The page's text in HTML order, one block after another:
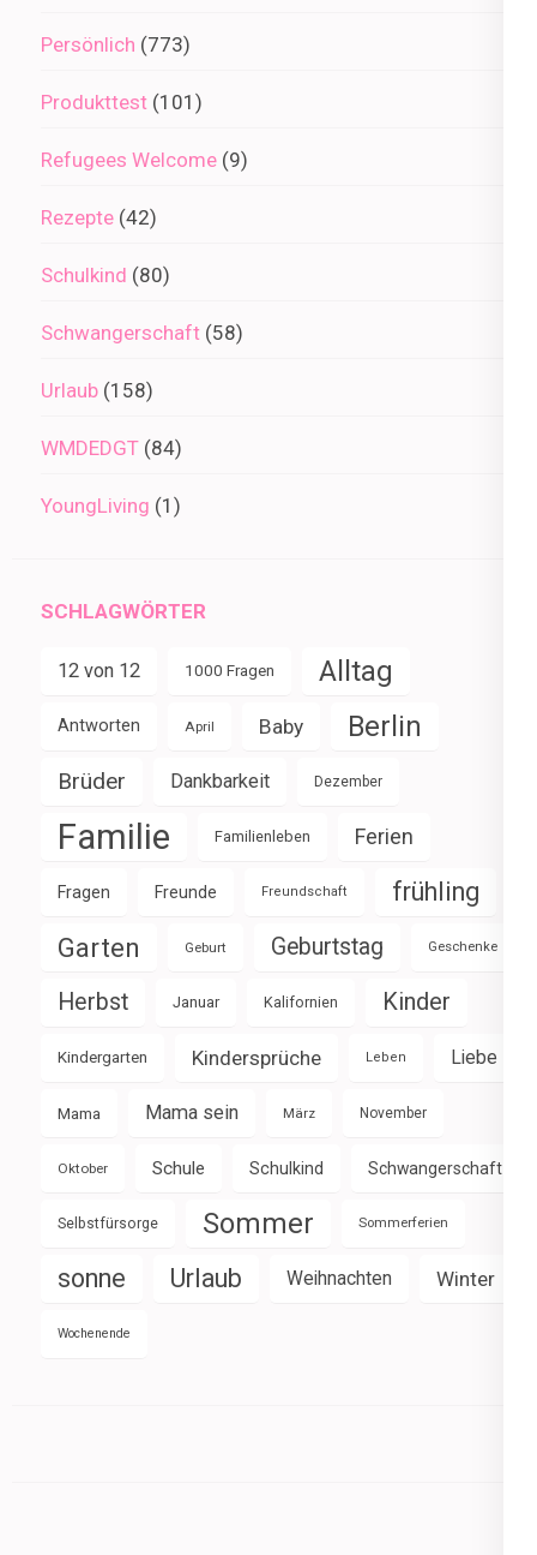
Persönlich (773)
Produkttest (101)
Refugees Welcome (9)
Rezepte (42)
Schulkind (80)
Schwangerschaft (58)
Urlaub (158)
WMDEDGT (84)
YoungLiving (1)
SCHLAGWÖRTER
12 von 12 1000 Fragen Alltag
Antworten April Baby Berlin
Brüder Dankbarkeit Dezember
Familie Familienleben Ferien
Fragen Freunde Freundschaft frühling
Garten Geburt Geburtstag Geschenke
Herbst Januar Kalifornien Kinder
Kindergarten Kindersprüche Leben Liebe
Mama Mama sein März November
Oktober Schule Schulkind Schwangerschaft
Selbstfürsorge Sommer Sommerferien
sonne Urlaub Weihnachten Winter
Wochenende